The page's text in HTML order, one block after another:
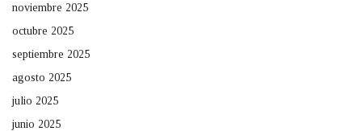
noviembre 2025
octubre 2025
septiembre 2025
agosto 2025
julio 2025
junio 2025